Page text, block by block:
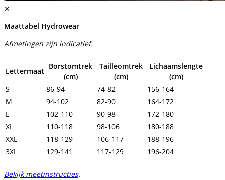
✕
Maattabel Hydrowear
Afmetingen zijn indicatief.
Lettermaat
Borstomtrek
(cm)
Tailleomtrek
(cm)
Lichaamslengte
(cm)
S
86-94 74-82
156-164
M
94-102 82-90
164-172
L
102-110 90-98
172-180
XL
110-118 98-106
180-188
XXL
118-129 106-117
188-196
3XL
129-141 117-129 196-204
Bekijk meetinstructies.